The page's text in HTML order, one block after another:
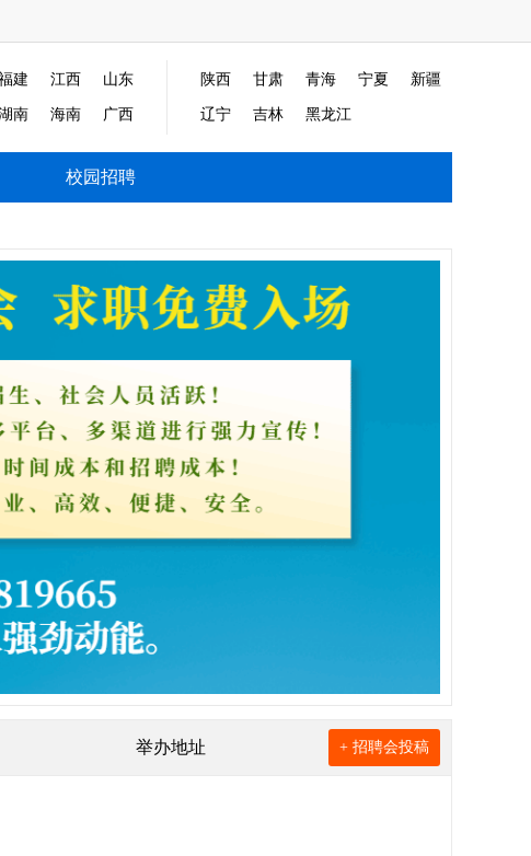
建 江西 山东
南 海南 广西
陕西 甘肃 青海 宁夏 新疆
辽宁 吉林 黑龙江
校园招聘
举办地址 + 招聘会投稿